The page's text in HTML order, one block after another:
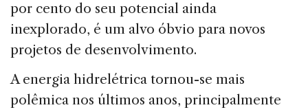
por cento do seu potencial ainda
inexplorado, é um alvo óbvio para novos
projetos de desenvolvimento.
A energia hidrelétrica tornou-se mais
polêmica nos últimos anos, principalmente